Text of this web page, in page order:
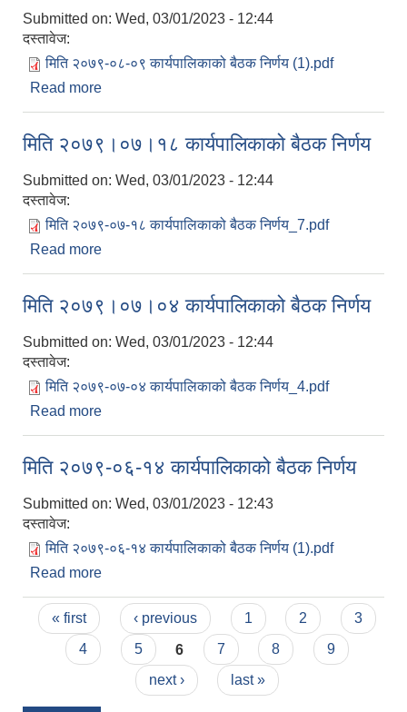
Submitted on: Wed, 03/01/2023 - 12:44
दस्तावेज:
मिति २०७९-०८-०९ कार्यपालिकाको बैठक निर्णय (1).pdf
Read more
मिति २०७९।०७।१८ कार्यपालिकाको बैठक निर्णय
Submitted on: Wed, 03/01/2023 - 12:44
दस्तावेज:
मिति २०७९-०७-१८ कार्यपालिकाको बैठक निर्णय_7.pdf
Read more
मिति २०७९।०७।०४ कार्यपालिकाको बैठक निर्णय
Submitted on: Wed, 03/01/2023 - 12:44
दस्तावेज:
मिति २०७९-०७-०४ कार्यपालिकाको बैठक निर्णय_4.pdf
Read more
मिति २०७९-०६-१४ कार्यपालिकाको बैठक निर्णय
Submitted on: Wed, 03/01/2023 - 12:43
दस्तावेज:
मिति २०७९-०६-१४ कार्यपालिकाको बैठक निर्णय (1).pdf
Read more
Pages
« first ‹ previous 1 2
3
4
5 6 7 8
9
next ›
last »